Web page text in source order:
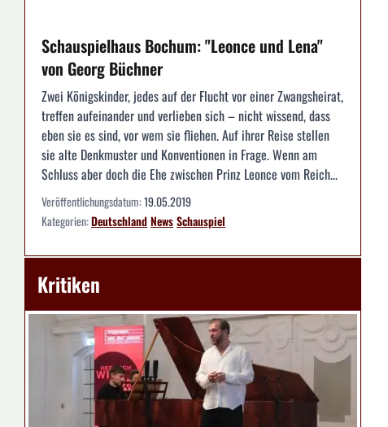
Schauspielhaus Bochum: "Leonce und Lena"
von Georg Büchner
Zwei Königskinder, jedes auf der Flucht vor einer Zwangsheirat,
treffen aufeinander und verlieben sich – nicht wissend, dass
eben sie es sind, vor wem sie fliehen. Auf ihrer Reise stellen
sie alte Denkmuster und Konventionen in Frage. Wenn am
Schluss aber doch die Ehe zwischen Prinz Leonce vom Reich...
Veröffentlichungsdatum:19.05.2019
Kategorien:DeutschlandNewsSchauspiel
Kritiken